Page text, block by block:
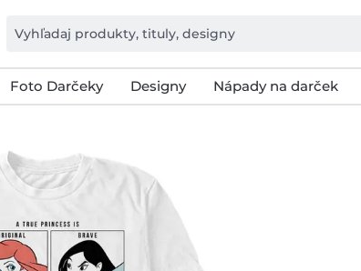
Foto Darčeky Designy Nápady na darček